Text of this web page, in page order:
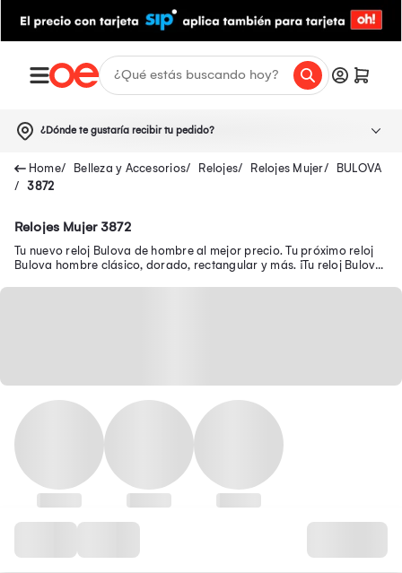
¿Dónde te gustaría recibir tu pedido?
Belleza y Accesorios Relojes Relojes Mujer
BULOVA
3872
Relojes Mujer 3872
Tu nuevo reloj Bulova de hombre al mejor precio. Tu próximo reloj
Bulova hombre clásico, dorado, rectangular y más. ¡Tu reloj Bulova